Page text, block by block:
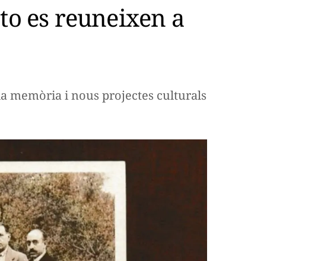
es reuneixen a
memòria i nous projectes culturals